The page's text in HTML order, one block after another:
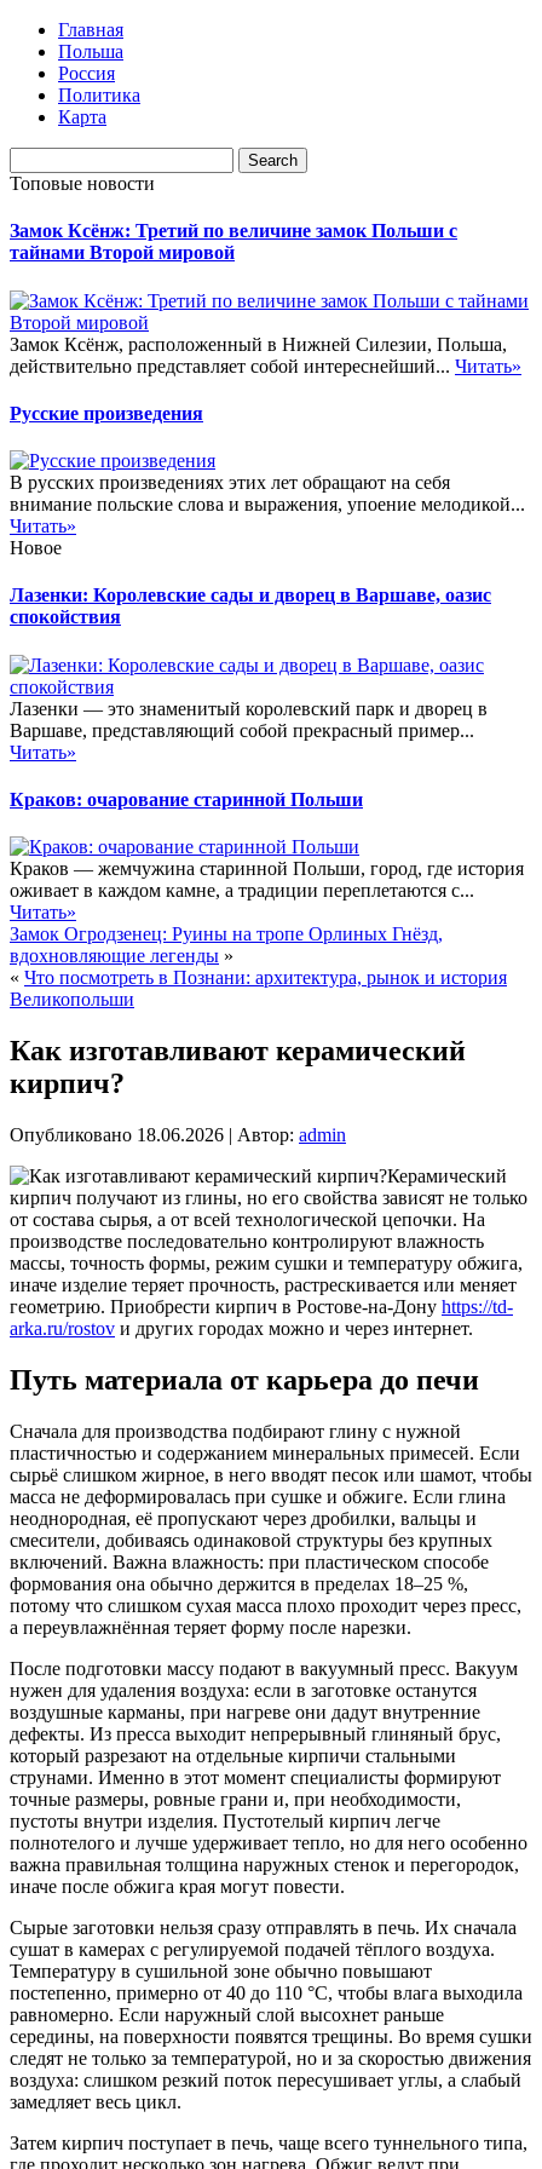
Главная
Польша
Россия
Политика
Карта
Топовые новости
Замок Ксёнж: Третий по величине замок Польши с
тайнами Второй мировой
Замок Ксёнж, расположенный в Нижней Силезии, Польша,
действительно представляет собой интереснейший... Читать»
Русские произведения
В русских произведениях этих лет обращают на себя
внимание польские слова и выражения, упоение мелодикой...
Читать»
Новое
Лазенки: Королевские сады и дворец в Варшаве, оазис
спокойствия
Лазенки — это знаменитый королевский парк и дворец в
Варшаве, представляющий собой прекрасный пример...
Читать»
Краков: очарование старинной Польши
Краков — жемчужина старинной Польши, город, где история
оживает в каждом камне, а традиции переплетаются с...
Читать»
Замок Огродзенец: Руины на тропе Орлиных Гнёзд,
вдохновляющие легенды »
« Что посмотреть в Познани: архитектура, рынок и история
Великопольши
Как изготавливают керамический
кирпич?
Опубликовано 18.06.2026 | Автор: admin
Керамический
кирпич получают из глины, но его свойства зависят не только
от состава сырья, а от всей технологической цепочки. На
производстве последовательно контролируют влажность
массы, точность формы, режим сушки и температуру обжига,
иначе изделие теряет прочность, растрескивается или меняет
геометрию. Приобрести кирпич в Ростове-на-Дону https://td-
arka.ru/rostov и других городах можно и через интернет.
Путь материала от карьера до печи
Сначала для производства подбирают глину с нужной
пластичностью и содержанием минеральных примесей. Если
сырьё слишком жирное, в него вводят песок или шамот, чтобы
масса не деформировалась при сушке и обжиге. Если глина
неоднородная, её пропускают через дробилки, вальцы и
смесители, добиваясь одинаковой структуры без крупных
включений. Важна влажность: при пластическом способе
формования она обычно держится в пределах 18–25 %,
потому что слишком сухая масса плохо проходит через пресс,
а переувлажнённая теряет форму после нарезки.
После подготовки массу подают в вакуумный пресс. Вакуум
нужен для удаления воздуха: если в заготовке останутся
воздушные карманы, при нагреве они дадут внутренние
дефекты. Из пресса выходит непрерывный глиняный брус,
который разрезают на отдельные кирпичи стальными
струнами. Именно в этот момент специалисты формируют
точные размеры, ровные грани и, при необходимости,
пустоты внутри изделия. Пустотелый кирпич легче
полнотелого и лучше удерживает тепло, но для него особенно
важна правильная толщина наружных стенок и перегородок,
иначе после обжига края могут повести.
Сырые заготовки нельзя сразу отправлять в печь. Их сначала
сушат в камерах с регулируемой подачей тёплого воздуха.
Температуру в сушильной зоне обычно повышают
постепенно, примерно от 40 до 110 °C, чтобы влага выходила
равномерно. Если наружный слой высохнет раньше
середины, на поверхности появятся трещины. Во время сушки
следят не только за температурой, но и за скоростью движения
воздуха: слишком резкий поток пересушивает углы, а слабый
замедляет весь цикл.
Затем кирпич поступает в печь, чаще всего туннельного типа,
где проходит несколько зон нагрева. Обжиг ведут при